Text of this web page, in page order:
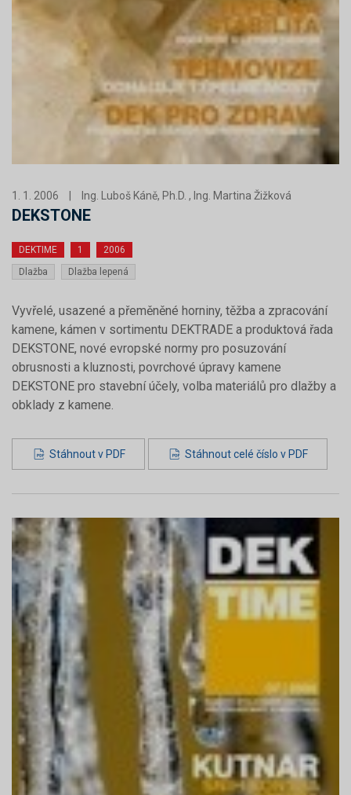
1. 1. 2006 Ing. Luboš Káně, Ph.D. , Ing. Martina Žižková
DEKSTONE
DEKTIME 1
2006
Dlažba
Dlažba lepená
Vyvřelé, usazené a přeměněné horniny, těžba a zpracování
kamene, kámen v sortimentu DEKTRADE a produktová řada
DEKSTONE, nové evropské normy pro posuzování
obrusnosti a kluznosti, povrchové úpravy kamene
DEKSTONE pro stavební účely, volba materiálů pro dlažby a
obklady z kamene.
Stáhnout v PDF Stáhnout celé číslo v PDF